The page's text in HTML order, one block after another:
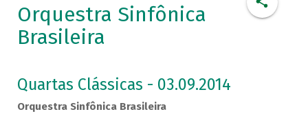
Orquestra Sinfônica
Brasileira
Quartas Clássicas - 03.09.2014
Orquestra Sinfônica Brasileira